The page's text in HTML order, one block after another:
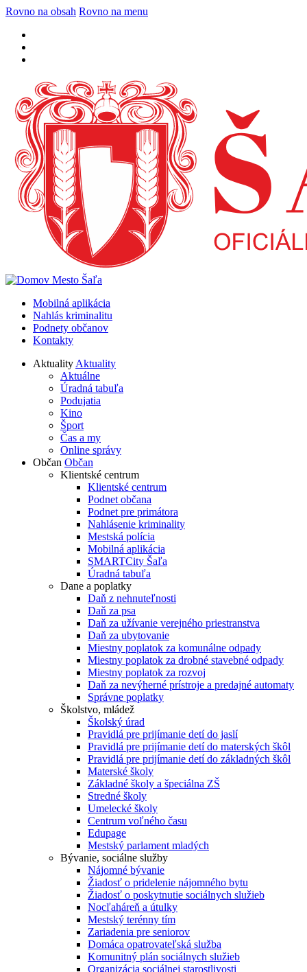
Rovno na obsah Rovno na menu
Mobilná aplikácia
Nahlás kriminalitu
Podnety občanov
Kontakty
AktualityAktuality
Aktuálne
Úradná tabuľa
Podujatia
Kino
Šport
Čas a my
Online správy
Občan Občan
Klientské centrum
Klientské centrum
Podnet občana
Podnet pre primátora
Nahlásenie kriminality
Mestská polícia
Mobilná aplikácia
SMARTCity Šaľa
Úradná tabuľa
Dane a poplatky
Daň z nehnuteľnosti
Daň za psa
Daň za užívanie verejného priestranstva
Daň za ubytovanie
Miestny poplatok za komunálne odpady
Miestny poplatok za drobné stavebné odpady
Miestny poplatok za rozvoj
Daň za nevýherné prístroje a predajné automaty
Správne poplatky
Školstvo, mládež
Školský úrad
Pravidlá pre prijímanie detí do jaslí
Pravidlá pre prijímanie detí do materských škôl
Pravidlá pre prijímanie detí do základných škôl
Materské školy
Základné školy a špeciálna ZŠ
Stredné školy
Umelecké školy
Centrum voľného času
Edupage
Mestský parlament mladých
Bývanie, sociálne služby
Nájomné bývanie
Žiadosť o pridelenie nájomného bytu
Žiadosť o poskytnutie sociálnych služieb
Nocľaháreň a útulky
Mestský terénny tím
Zariadenia pre seniorov
Domáca opatrovateľská služba
Komunitný plán sociálnych služieb
Organizácia sociálnej starostlivosti